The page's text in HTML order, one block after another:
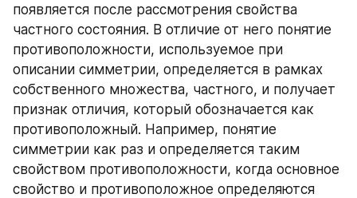
появляется после рассмотрения свойства
частного состояния. В отличие от него понятие
противоположности, используемое при
описании симметрии, определяется в рамках
собственного множества, частного, и получает
признак отличия, который обозначается как
противоположный. Например, понятие
симметрии как раз и определяется таким
свойством противоположности, когда основное
свойство и противоположное определяются